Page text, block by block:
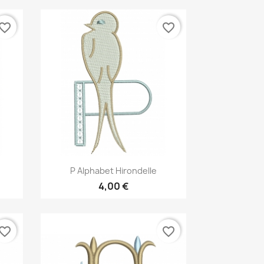
Aperçu rapide
P Alphabet Hirondelle
4,00 €
favorite_border
favorite_border